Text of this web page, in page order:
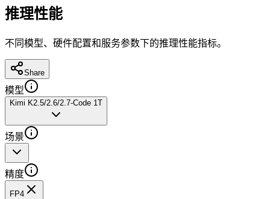
推理性能
不同模型、硬件配置和服务参数下的推理性能指标。
Share
模型
Kimi K2.5/2.6/2.7-Code 1T
场景
精度
FP4